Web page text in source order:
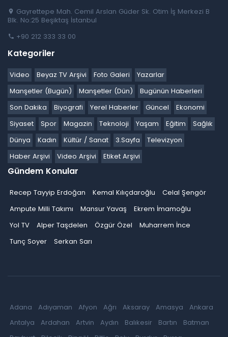
Gayrettepe Mah. Cemil Arslan Güder Sk. Otim İş Merkezi B
Blk. No:25 Beşiktaş İstanbul
+90 212 333 33 00
Kategoriler
Video Beyaz TV Arşivi Foto Galeri
Yazarlar
Manşetler (Bugün)
Manşetler (Dün)
Bugünün Haberleri
Son Dakika
Biyografi Yerel Haberler Güncel
Ekonomi
Siyaset
Spor Magazin Teknoloji Yaşam Eğitim
Sağlık
Dünya
Kadın Kültür / Sanat 3.Sayfa
Televizyon
Haber Arşivi
Video Arşivi Etiket Arşivi
Gündem Konular
Recep Tayyip Erdoğan Kemal Kılıçdaroğlu
Celal Şengör
Ampute Milli Takımı
Mansur Yavaş
Ekrem İmamoğlu
Yol TV
Alper Taşdelen Özgür Özel
Muharrem İnce
Tunç Soyer
Serkan Sarı
Adana Adıyaman Afyon Ağrı Aksaray Amasya
Ankara
Antalya
Ardahan Artvin Aydın Balıkesir Bartın
Batman